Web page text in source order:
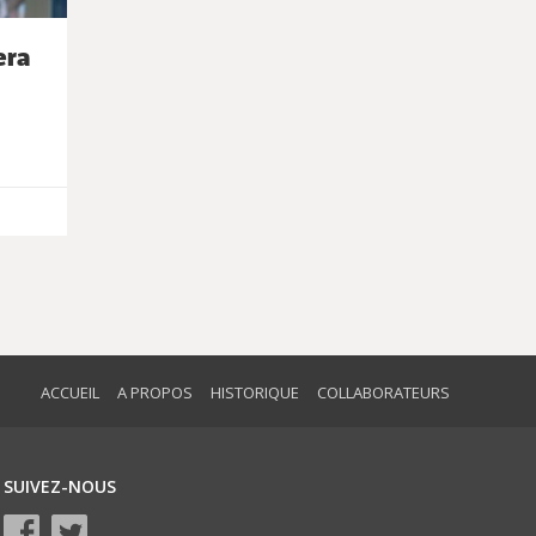
ACCUEIL A PROPOS HISTORIQUE COLLABORATEURS
SUIVEZ-NOUS